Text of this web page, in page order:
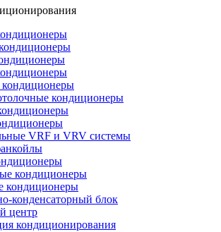
кондиционеры
VRF и VRV системы
кондиционеры
кондиционеры
конденсаторный блок
центр
кондиционирования